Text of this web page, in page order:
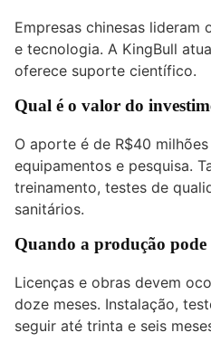
Empresas chinesas
e tecnologia. A KingBull
oferece suporte científico.
Qual é o valor do
O aporte é de R$40
equipamentos e pesquisa.
treinamento, testes de
sanitários.
Quando a produção pode
Licenças e obras devem
doze meses. Instalação,
seguir até trinta e seis